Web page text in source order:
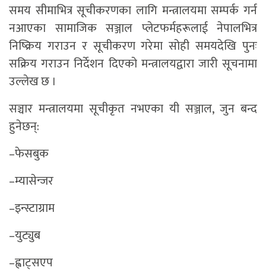
समय सीमाभित्र सूचीकरणका लागि मन्त्रालयमा सम्पर्क गर्न
नआएका सामाजिक सञ्जाल प्लेटफर्महरूलाई नेपालभित्र
निष्क्रिय गराउन र सूचीकरण गरेमा सोही समयदेखि पुनः
सक्रिय गराउन निर्देशन दिएको मन्त्रालयद्वारा जारी सूचनामा
उल्लेख छ ।
सञ्चार मन्त्रालयमा सूचीकृत नभएका यी सञ्जाल, जुन बन्द
हुनेछन्:
–फेसबुक
–म्यासेन्जर
–इन्स्टाग्राम
–युट्युब
–ह्वाट्सएप